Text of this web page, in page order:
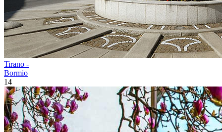
Tirano -
Bormio
14